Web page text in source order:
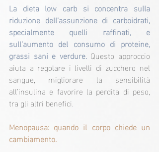
La dieta low carb si concentra sulla
riduzione dell’assunzione di carboidrati,
specialmente quelli raffinati, e
sull’aumento del consumo di proteine,
grassi sani e verdure. Questo approccio
aiuta a regolare i livelli di zucchero nel
sangue, migliorare la sensibilità
all’insulina e favorire la perdita di peso,
tra gli altri benefici.
Menopausa: quando il corpo chiede un
cambiamento.